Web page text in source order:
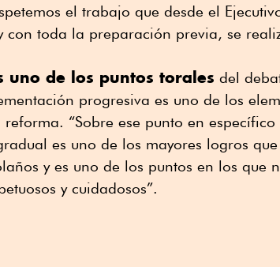
el trabajo que desde el
toda la preparación previa, se
uno de los puntos torales del
progresiva es uno de los
“Sobre ese punto en específico
es uno de los mayores logros
y es uno de los puntos en los que
y cuidadosos”.